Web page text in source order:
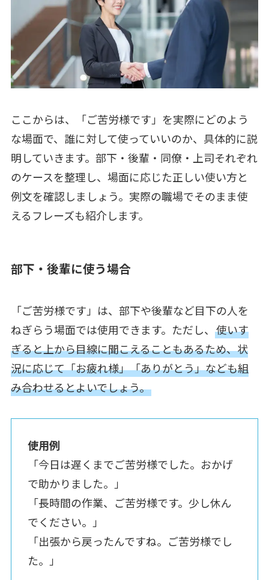
ここからは、「ご苦労様です」を実際にどのよう
な場面で、誰に対して使っていいのか、具体的に説
明していきます。部下・後輩・同僚・上司それぞれ
のケースを整理し、場面に応じた正しい使い方と
例文を確認しましょう。実際の職場でそのまま使
えるフレーズも紹介します。
部下・後輩に使う場合
「ご苦労様です」は、部下や後輩など目下の人を
ねぎらう場面では使用できます。ただし、 使いす
ぎると上から目線に聞こえることもあるため、状
況に応じて「お疲れ様」「ありがとう」なども組
み合わせるとよいでしょう。
使用例
「今日は遅くまでご苦労様でした。おかげ
で助かりました。」
「長時間の作業、ご苦労様です。少し休ん
でください。」
「出張から戻ったんですね。ご苦労様でし
た。」